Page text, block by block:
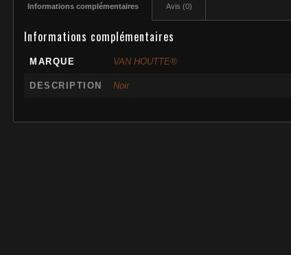
Informations complémentaires Avis (0)
Informations complémentaires
MARQUE VAN HOUTTE®
DESCRIPTION Noir